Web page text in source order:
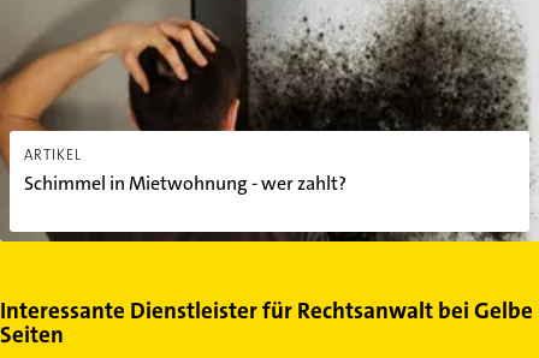
ARTIKEL
Schimmel in Mietwohnung - wer zahlt?
Interessante Dienstleister für Rechtsanwalt bei Gelbe
Seiten